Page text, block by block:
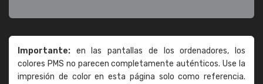
Importante: en las pantallas de los ordenadores, los
colores PMS no parecen completamente auténticos. Use la
impresión de color en esta página solo como referencia.